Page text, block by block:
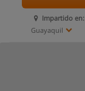
Impartido en:
Guayaquil